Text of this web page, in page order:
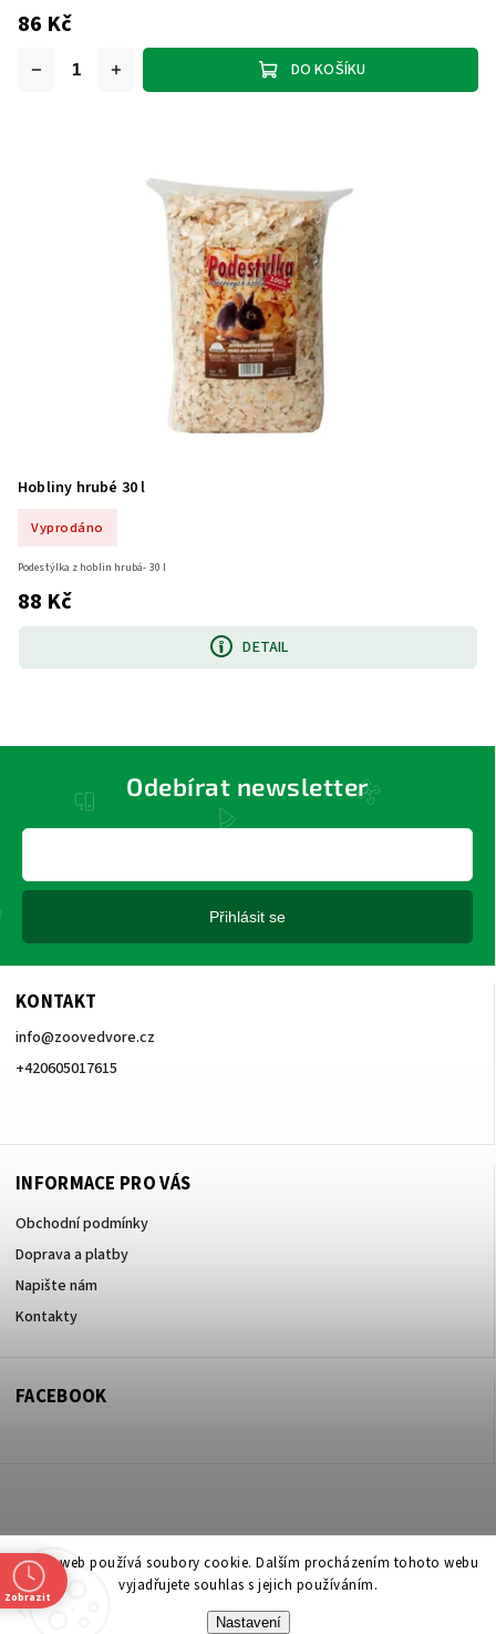
Tento web používá soubory cookie. Dalším procházením tohoto webu
vyjadřujete souhlas s jejich používáním.
Nastavení
86 Kč
DO KOŠÍKU
Hobliny hrubé 30 l
Vyprodáno
88 Kč
DETAIL
Podestýlka z hoblin hrubá- 30 l
KONTAKT
info@zoovedvore.cz
+420605017615
INFORMACE PRO VÁS
Obchodní podmínky
Doprava a platby
Napište nám
Kontakty
Odebírat newsletter
Přihlásit se
FACEBOOK
Copyright 2026 ZOO ve dvoře Praha 5. Všechna práva vyhrazena.
Upravit nastavení cookies
Zobrazit